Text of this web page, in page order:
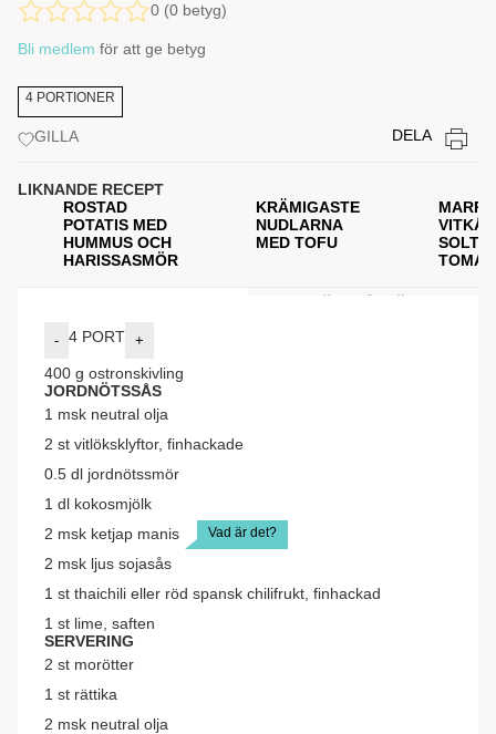
0 (0 betyg)
Bli medlem för att ge betyg
4 PORTIONER
GILLA DELA
LIKNANDE RECEPT
ROSTAD
POTATIS MED
HUMMUS OCH
HARISSASMÖR
KRÄMIGASTE
NUDLARNA
MED TOFU
- 4 PORT +
400 g ostronskivling
JORDNÖTSSÅS
1 msk neutral olja
2 st vitlöksklyftor, finhackade
0.5 dl jordnötssmör
1 dl kokosmjölk
2 msk ketjap manis Vad är det?
2 msk ljus sojasås
1 st thaichili eller röd spansk chilifrukt, finhackad
1 st lime, saften
SERVERING
2 st morötter
1 st rättika
2 msk neutral olja